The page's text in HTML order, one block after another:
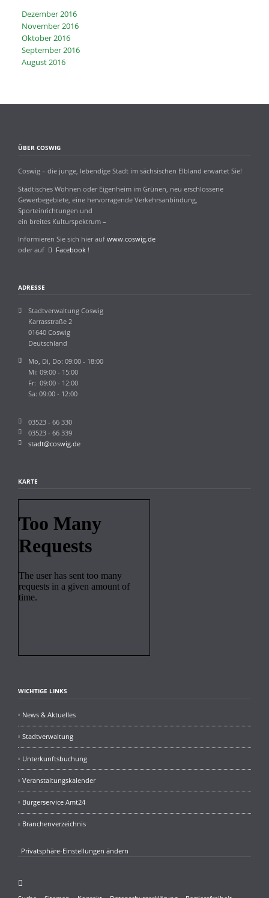
Dezember 2016
November 2016
Oktober 2016
September 2016
August 2016
ÜBER COSWIG
Coswig – die junge, lebendige Stadt im sächsischen Elbland erwartet Sie!
Städtisches Wohnen oder Eigenheim im Grünen, neu erschlossene
Gewerbegebiete, eine hervorragende Verkehrsanbindung,
Sporteinrichtungen und
ein breites Kulturspektrum –
Informieren Sie sich hier auf www.coswig.de
oder auf
Facebook !
ADRESSE
Stadtverwaltung Coswig
Karrasstraße 2
01640 Coswig
Deutschland
Mo, Di, Do: 09:00 - 18:00
Mi: 09:00 - 15:00
Fr: 09:00 - 12:00
Sa: 09:00 - 12:00
03523 - 66 330
03523 - 66 339
stadt@coswig.de
KARTE
WICHTIGE LINKS
News & Aktuelles
Stadtverwaltung
Unterkunftsbuchung
Veranstaltungskalender
Bürgerservice Amt24
Branchenverzeichnis
Privatsphäre-Einstellungen ändern